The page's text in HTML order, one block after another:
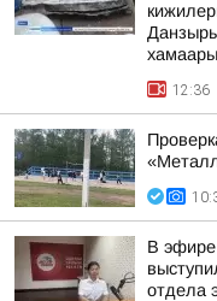
12:36
В
отдела